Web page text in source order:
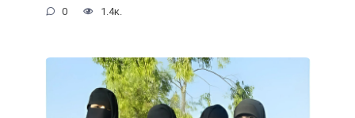
0 1.4к.